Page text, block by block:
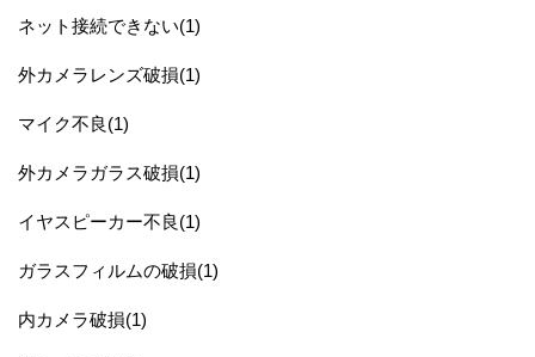
ネット接続できない(1)
外カメラレンズ破損(1)
マイク不良(1)
外カメラガラス破損(1)
イヤスピーカー不良(1)
ガラスフィルムの破損(1)
内カメラ破損(1)